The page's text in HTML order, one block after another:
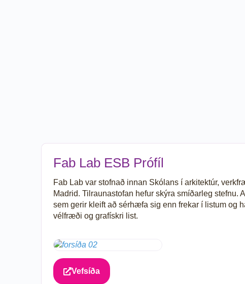
Fab Lab ESB Prófíl
Fab Lab var stofnað innan Skólans í arkitektúr,
Madrid. Tilraunastofan hefur skýra smíðarleg stefnu.
sem gerir kleift að sérhæfa sig enn frekar í listum og
vélfræði og grafískri list.
Vefsíða